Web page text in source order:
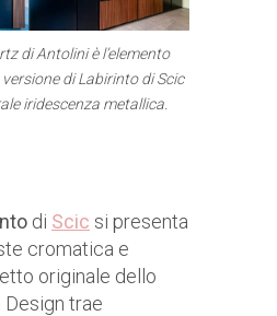
di Antolini è l’elemento
di Labirinto di Scic
iridescenza metallica.
di Scic si presenta
cromatica e
originale dello
trae